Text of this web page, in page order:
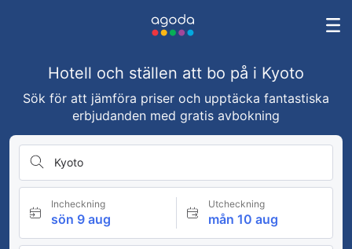
Hotell och ställen att bo på i Kyoto
Sök för att jämföra priser och upptäcka fantastiska
erbjudanden med gratis avbokning
Kyoto
Incheckning
sön 9 aug
Utcheckning
mån 10 aug